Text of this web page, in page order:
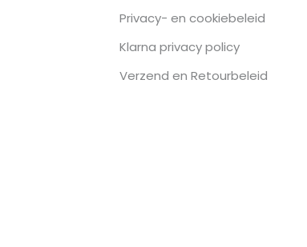
Privacy- en cookiebeleid
Klarna privacy policy
Verzend en Retourbeleid